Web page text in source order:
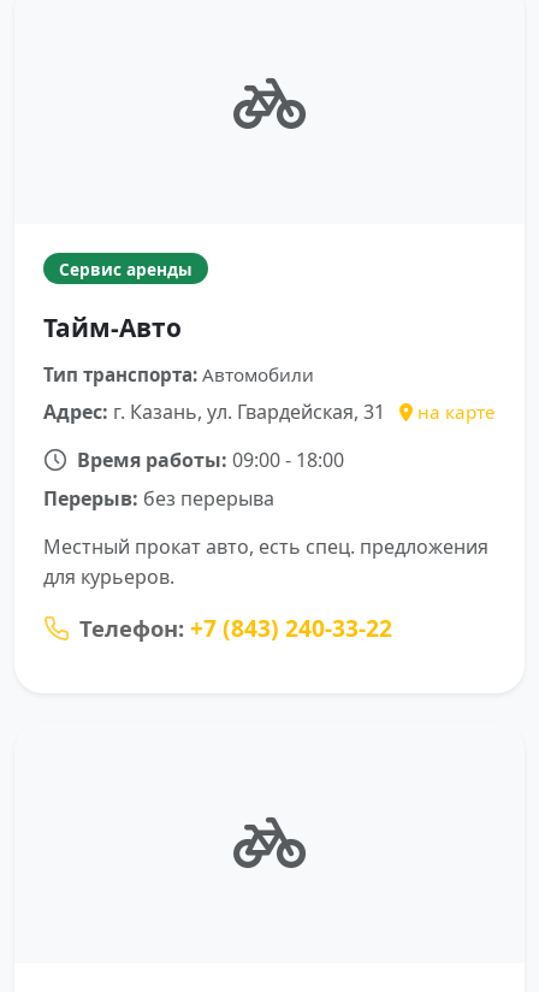
Сервис аренды
Тайм-Авто
Тип транспорта: Автомобили
Адрес: г. Казань, ул. Гвардейская, 31 на карте
Время работы: 09:00 - 18:00
Перерыв: без перерыва
Местный прокат авто, есть спец. предложения
для курьеров.
Телефон: +7 (843) 240-33-22